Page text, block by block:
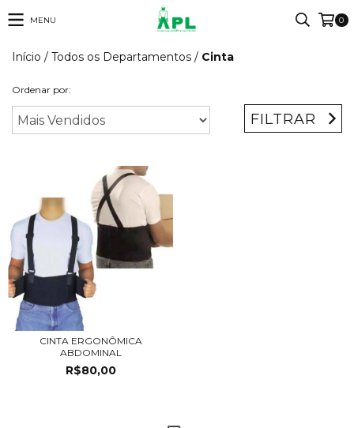
MENU 0
Início / Todos os Departamentos / Cinta
Ordenar por:
FILTRAR
CINTA ERGONÔMICA
ABDOMINAL
R$80,00